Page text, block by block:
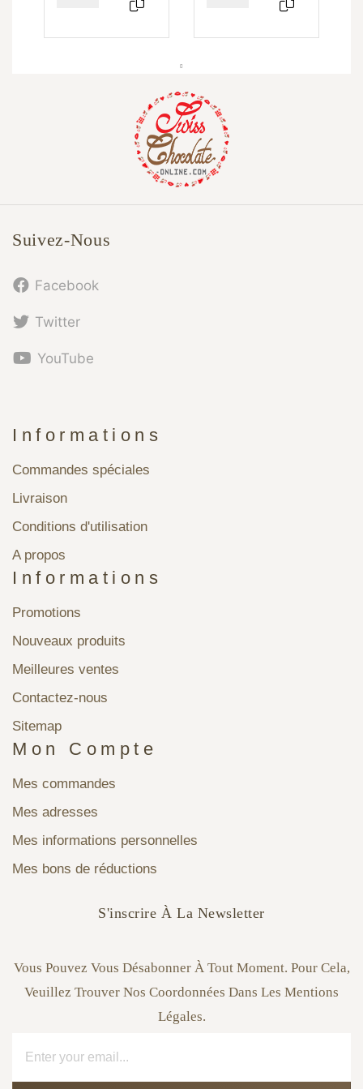
Suivez-Nous
Facebook
Twitter
YouTube
Informations
Commandes spéciales
Livraison
Conditions d'utilisation
A propos
Informations
Promotions
Nouveaux produits
Meilleures ventes
Contactez-nous
Sitemap
Mon Compte
Mes commandes
Mes adresses
Mes informations personnelles
Mes bons de réductions
S'inscrire À La Newsletter
Vous Pouvez Vous Désabonner À Tout Moment. Pour Cela,
Veuillez Trouver Nos Coordonnées Dans Les Mentions
Légales.